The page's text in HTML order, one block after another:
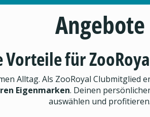
Angebote
Vorteile für
Alltag. Als ZooRoyal Clubmitglied
Eigenmarken. Deinen
auswählen und profitieren.